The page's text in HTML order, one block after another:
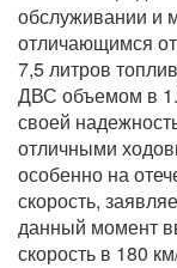
обслуживании и
отличающимся
7,5 литров
ДВС объемом в
своей
отличными
особенно на
скорость,
данный момент
скорость в 180